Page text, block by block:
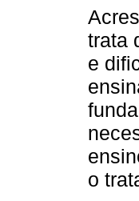
trata
e
o